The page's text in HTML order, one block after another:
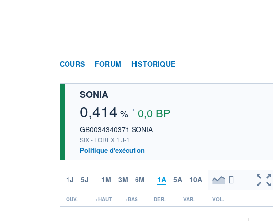
COURS FORUM HISTORIQUE
SONIA
0,414 % 0,0 BP
GB0034340371 SONIA
SIX - FOREX 1 J-1
Politique d'exécution
1J 5J 1M 3M 6M 1A 5A 10A
OUV. +HAUT +BAS DER. VAR. VOL.